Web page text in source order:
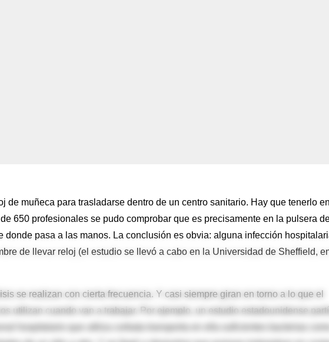
de muñeca para trasladarse dentro de un centro sanitario. Hay que tenerlo en
650 profesionales se pudo comprobar que es precisamente en la pulsera
donde pasa a las manos. La conclusión es obvia: alguna infección
de llevar reloj (el estudio se llevó a cabo en la Universidad de Sheffield,
se realizan con cierta frecuencia. Y casi siempre giran en torno a lo que el
utilizan cuando van a trabajar. Por ejemplo, un estudio estadounidense